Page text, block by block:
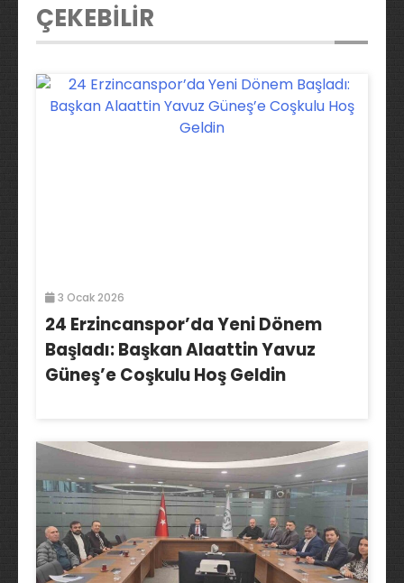
ÇEKEBİLİR
3 Ocak 2026
24 Erzincanspor’da Yeni Dönem
Başladı: Başkan Alaattin Yavuz
Güneş’e Coşkulu Hoş Geldin